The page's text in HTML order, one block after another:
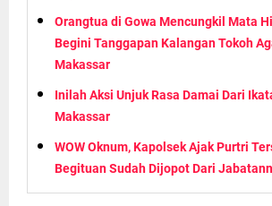
Orangtua di Gowa Mencungkil Mata
Begini Tanggapan Kalangan Tokoh
Makassar
Inilah Aksi Unjuk Rasa Damai Dari
Makassar
WOW Oknum, Kapolsek Ajak Purtri
Begituan Sudah Dijopot Dari